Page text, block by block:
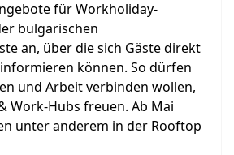
für Workholiday-
bulgarischen
an, über die sich Gäste direkt
können. So dürfen
und Arbeit verbinden wollen,
Work-Hubs freuen. Ab Mai
unter anderem in der Rooftop